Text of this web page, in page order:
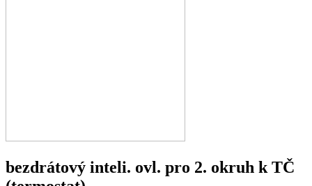
bezdrátový inteli. ovl. pro 2. okruh k TČ